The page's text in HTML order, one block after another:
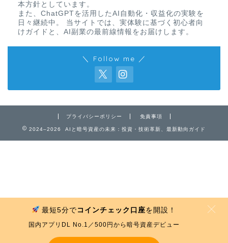
本方針としています。
また、ChatGPTを活用したAI自動化・収益化の実験を
日々継続中。 当サイトでは、実体験に基づく初心者向
けガイドと、AI副業の最前線情報をお届けします。
＼ Follow me ／
プライバシーポリシー 免責事項
2024–2026 AIと暗号資産の未来：投資・技術革新、最新動向ガイド
免責事項
最短5分でコインチェック口座を開設！
国内アプリDL No.1／500円から暗号資産デビュー